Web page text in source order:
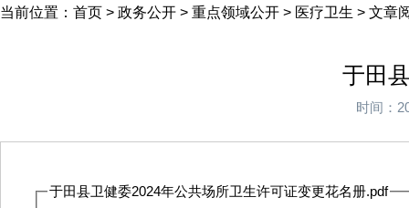
当前位置： 首页 > 政务公开 > 重点领域公开 > 医疗卫生 > 文章
于田
时间：
于田县卫健委2024年公共场所卫生许可证变更花名册.pdf